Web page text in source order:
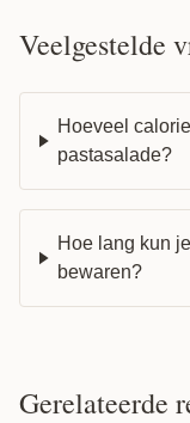
Veelgestelde
Hoeveel
pastasalade?
Hoe lang kun
bewaren?
Gerelateerde